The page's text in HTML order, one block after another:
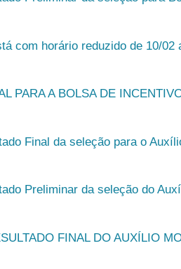
com horário reduzido de 10/
PARA A BOLSA DE
Final da seleção para o
Preliminar da seleção do
FINAL DO AUXÍLIO